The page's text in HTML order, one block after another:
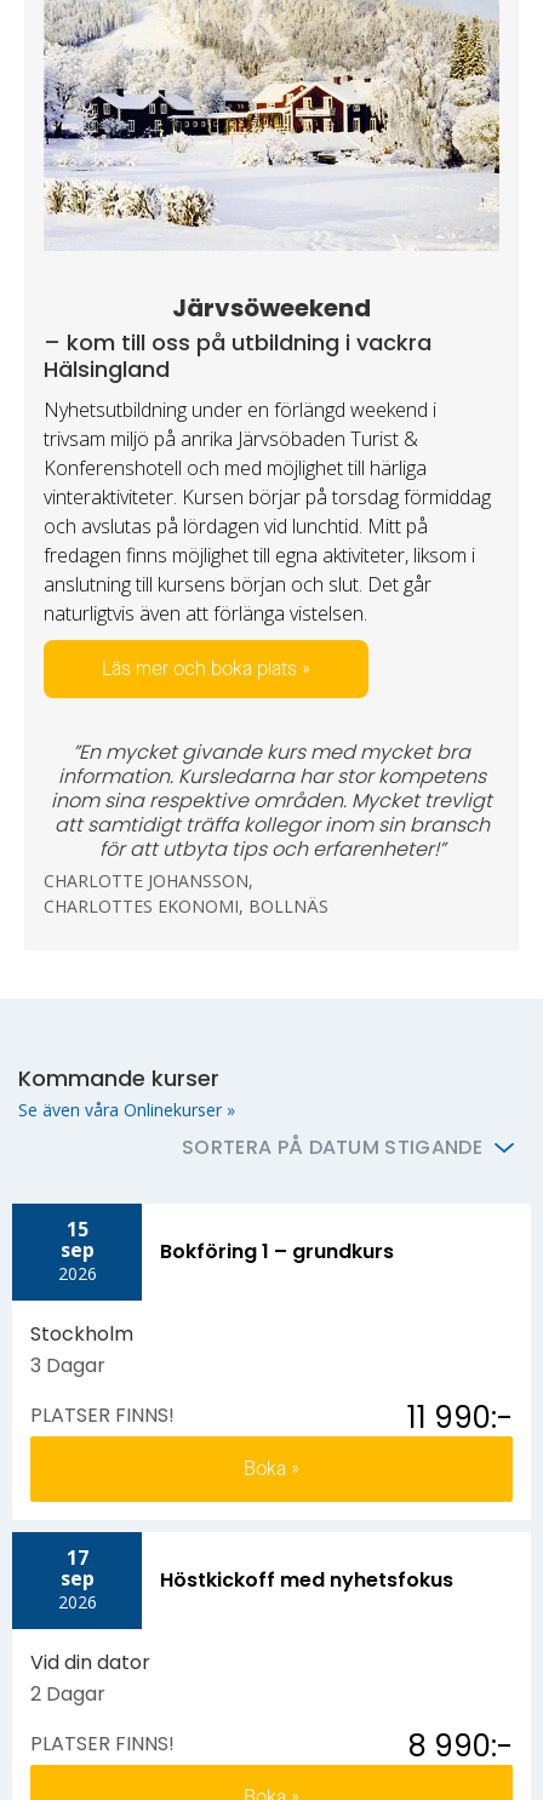
Järvsöweekend
– kom till oss på utbildning i vackra
Hälsingland
Nyhetsutbildning under en förlängd weekend i
trivsam miljö på anrika Järvsöbaden ­Turist &
Konferens­hotell och med möjlighet till härliga
vinteraktiviteter. Kursen börjar på torsdag förmiddag
och avslutas på lördagen vid lunchtid. Mitt på
fredagen finns möjlighet till egna aktiviteter, liksom i
anslutning till kursens början och slut. Det går
naturligtvis även att förlänga vistelsen.
Läs mer och boka plats »
”En mycket givande kurs med mycket bra
information. Kursledarna har stor kompetens
inom sina respektive områden. Mycket trevligt
att samtidigt träffa kollegor inom sin bransch
för att utbyta tips och erfarenheter!”
CHARLOTTE JOHANSSON,
CHARLOTTES EKONOMI, BOLLNÄS
Kommande kurser
Se även våra Onlinekurser »
SORTERA PÅ DATUM STIGANDE
15
sep
2026
Bokföring 1 – grundkurs
Stockholm
3 Dagar
11 990:-
PLATSER FINNS!
Boka
17
sep
2026
Höstkickoff med nyhetsfokus
Vid din dator
2 Dagar
8 990:-
PLATSER FINNS!